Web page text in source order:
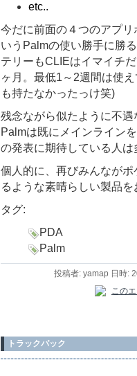
etc..
今だに前面の４つのアプ
いうPalmの使い勝手に勝
テリーもCLIEはイマイチ
ヶ月。最低1～2週間は使
も持たなかったっけ笑)
残念ながら似たように不
Palmは既にメインライン
の発表に期待している人
個人的に、再びみんなが
るような素晴らしい製品
タグ:
PDA
Palm
投稿者: yamap 日時:
トラックバック